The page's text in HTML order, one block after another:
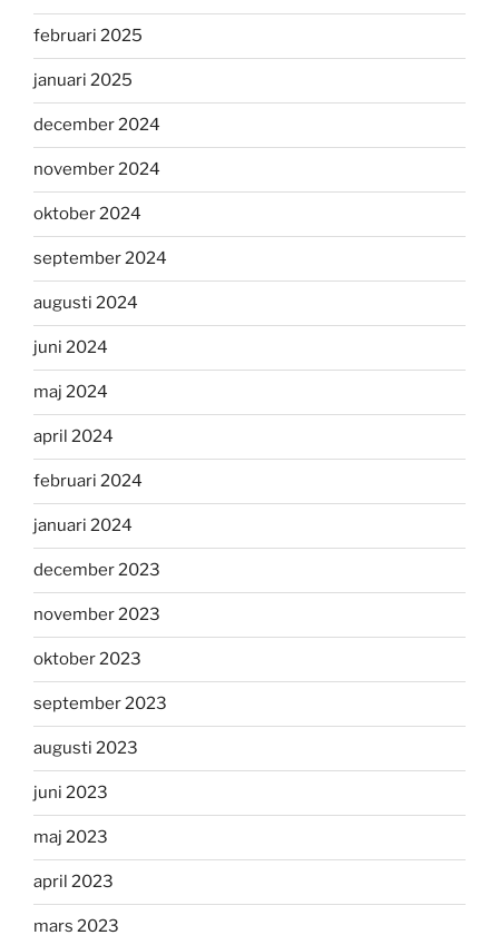
februari 2025
januari 2025
december 2024
november 2024
oktober 2024
september 2024
augusti 2024
juni 2024
maj 2024
april 2024
februari 2024
januari 2024
december 2023
november 2023
oktober 2023
september 2023
augusti 2023
juni 2023
maj 2023
april 2023
mars 2023